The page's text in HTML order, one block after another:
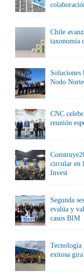
Chile
taxonomía
Soluciones
Nodo
CNC
reunión
circular en
Invest
Segunda
evalúa y
casos BIM
Tecnología
exitosa